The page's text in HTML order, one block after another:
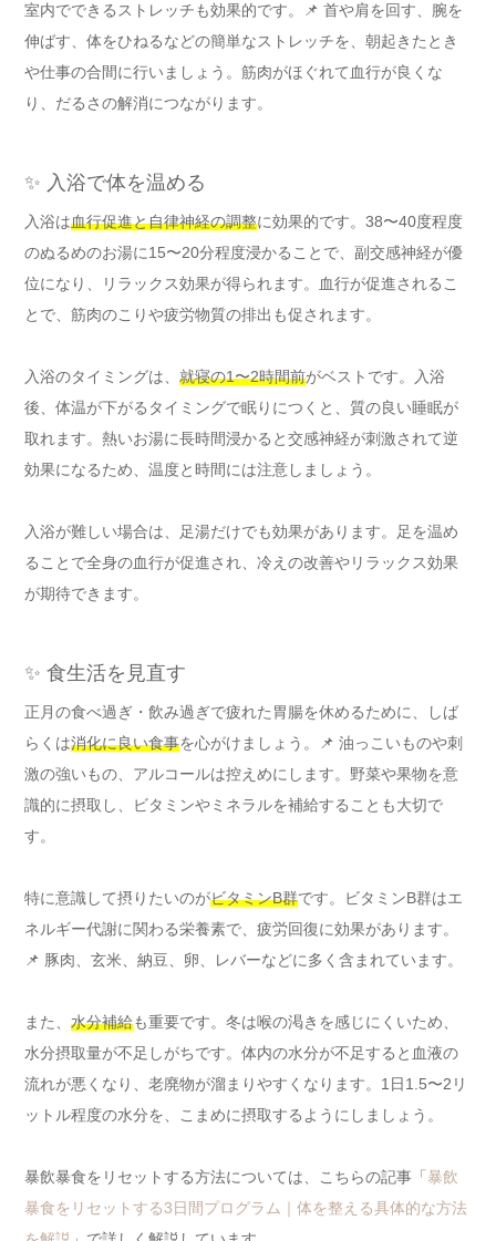
室内でできるストレッチも効果的です。📌 首や肩を回す、腕を
伸ばす、体をひねるなどの簡単なストレッチを、朝起きたとき
や仕事の合間に行いましょう。筋肉がほぐれて血行が良くな
り、だるさの解消につながります。
✨ 入浴で体を温める
入浴は血行促進と自律神経の調整に効果的です。38〜40度程度
のぬるめのお湯に15〜20分程度浸かることで、副交感神経が優
位になり、リラックス効果が得られます。血行が促進されるこ
とで、筋肉のこりや疲労物質の排出も促されます。
入浴のタイミングは、 就寝の1〜2時間前がベストです。入浴
後、体温が下がるタイミングで眠りにつくと、質の良い睡眠が
取れます。熱いお湯に長時間浸かると交感神経が刺激されて逆
効果になるため、温度と時間には注意しましょう。
入浴が難しい場合は、足湯だけでも効果があります。足を温め
ることで全身の血行が促進され、冷えの改善やリラックス効果
が期待できます。
✨ 食生活を見直す
正月の食べ過ぎ・飲み過ぎで疲れた胃腸を休めるために、しば
らくは消化に良い食事を心がけましょう。📌 油っこいものや刺
激の強いもの、アルコールは控えめにします。野菜や果物を意
識的に摂取し、ビタミンやミネラルを補給することも大切で
す。
特に意識して摂りたいのがビタミンB群です。ビタミンB群はエ
ネルギー代謝に関わる栄養素で、疲労回復に効果があります。
📌 豚肉、玄米、納豆、卵、レバーなどに多く含まれています。
また、 水分補給も重要です。冬は喉の渇きを感じにくいため、
水分摂取量が不足しがちです。体内の水分が不足すると血液の
流れが悪くなり、老廃物が溜まりやすくなります。1日1.5〜2リ
ットル程度の水分を、こまめに摂取するようにしましょう。
暴飲暴食をリセットする方法については、こちらの記事「 暴飲
暴食をリセットする3日間プログラム｜体を整える具体的な方法